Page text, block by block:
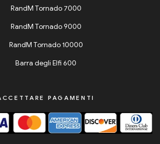
RandM Tornado 7000
RandM Tornado 9000
RandM Tornado 10000
Barra degli Elfi 600
PAGAMENTI